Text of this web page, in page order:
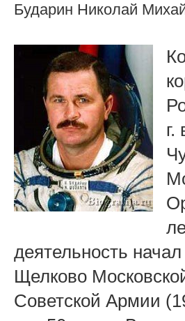
Бударин Николай
г.
деятельность
Щелково
Советской Армии